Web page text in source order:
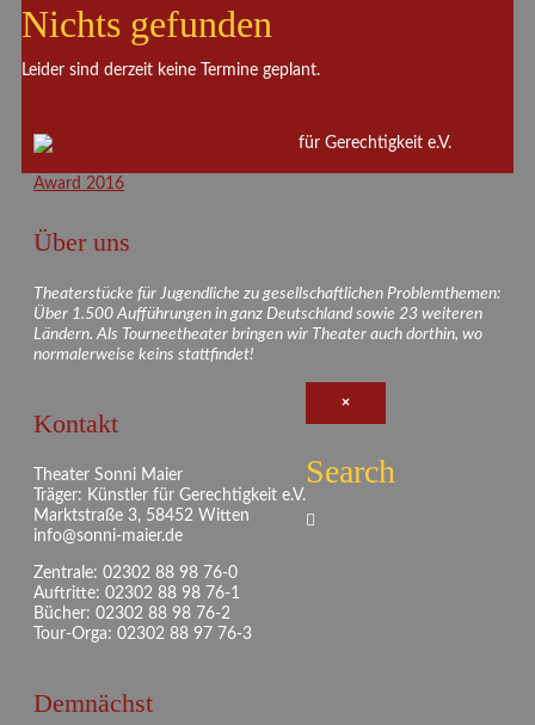
Nichts gefunden
Leider sind derzeit keine Termine geplant.
Über uns
Theaterstücke für Jugendliche zu gesellschaftlichen Problemthemen:
Über 1.500 Aufführungen in ganz Deutschland sowie 23 weiteren
Ländern. Als Tourneetheater bringen wir Theater auch dorthin, wo
normalerweise keins stattfindet!
Kontakt
Theater Sonni Maier
Träger: Künstler für Gerechtigkeit e.V.
Marktstraße 3, 58452 Witten
info@sonni-maier.de
Zentrale: 02302 88 98 76-0
Auftritte: 02302 88 98 76-1
Bücher: 02302 88 98 76-2
Tour-Orga: 02302 88 97 76-3
Demnächst
für Gerechtigkeit e.V.
×
Search